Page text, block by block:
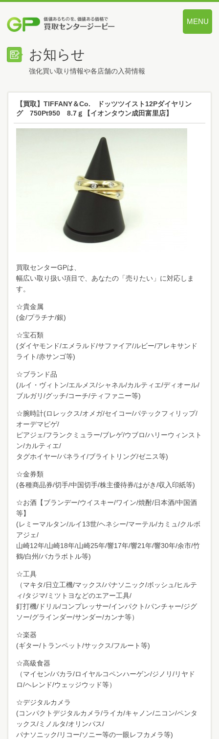
MENU
お知らせ
強化買い取り情報や各店舗の入荷情報
【買取】TIFFANY＆Co. ドッツツイスト12Pダイヤリン
グ 750Pt950 8.7ｇ【イオンタウン成田富里店】
買取センターGPは、
幅広い取り扱い項目で、あなたの「売りたい」に対応しま
す。
☆貴金属
(金/プラチナ/銀)
☆宝石類
(ダイヤモンド/エメラルド/サファイア/ルビー/アレキサンド
ライト/赤サンゴ等)
☆ブランド品
(ルイ・ヴィトン/エルメス/シャネル/カルティエ/ディオール/
ブルガリ/グッチ/コーチ/ティファニー等)
☆腕時計(ロレックス/オメガ/セイコー/パテックフィリップ/
オーデマピゲ/
ピアジェ/フランクミュラー/ブレゲ/ウブロ/ハリーウィンスト
ン/カルティエ/
タグホイヤー/パネライ/ブライトリング/ゼニス等)
☆金券類
(各種商品券/切手/中国切手/株主優待券/はがき/収入印紙等)
☆お酒【ブランデー/ウイスキー/ワイン/焼酎/日本酒/中国酒
等】
(レミーマルタン/ルイ13世/ヘネシー/マーテル/カミュ/クルボ
アジェ/
山崎12年/山崎18年/山崎25年/響17年/響21年/響30年/余市/竹
鶴/白州/バカラボトル等)
☆工具
（マキタ/日立工機/マックス/パナソニック/ボッシュ/ヒルテ
ィ/タジマ/ミツトヨなどのエアー工具/
釘打機/ドリル/コンプレッサー/インパクト/パンチャー/ジグ
ソー/グラインダー/サンダー/カンナ等）
☆楽器
(ギター/トランペット/サックス/フルート等)
☆高級食器
（マイセン/バカラ/ロイヤルコペンハーゲン/ジノリ/リヤド
ロ/ヘレンド/ウェッジウッド等）
☆デジタルカメラ
(コンパクトデジタルカメラ/ライカ/キャノン/ニコン/ペンタ
ックス/ミノルタ/オリンパス/
パナソニック/リコー/ソニー等の一眼レフカメラ等)